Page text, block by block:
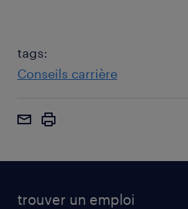
tags:
Conseils carrière
trouver un emploi